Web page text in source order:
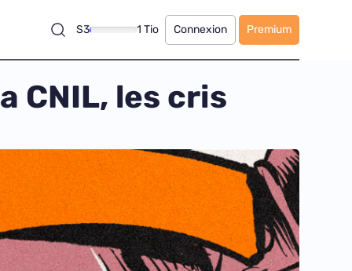
S3 1 Tio Connexion Premium
CNIL, les cris